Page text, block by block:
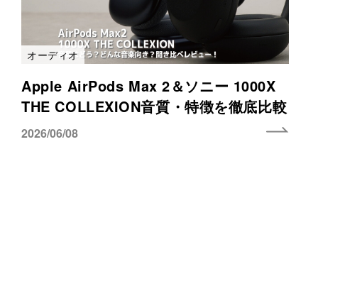
オーディオ
Apple AirPods Max 2＆ソニー 1000X
THE COLLEXION音質・特徴を徹底比較
2026/06/08